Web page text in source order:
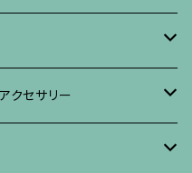
クセサリー